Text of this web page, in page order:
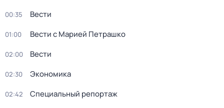
00:35 Вести
01:00 Вести с Марией Петрашко
02:00 Вести
02:30 Экономика
02:42 Специальный репортаж